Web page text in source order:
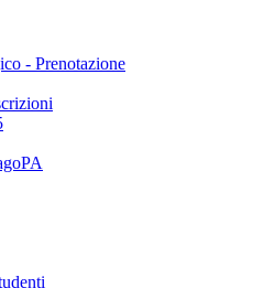
- Prenotazione